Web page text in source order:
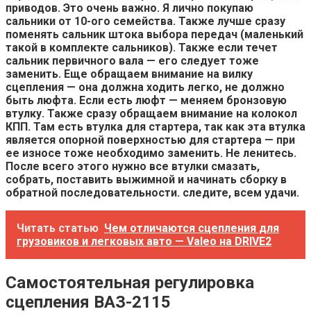
приводов. Это очень важно. Я лично покупаю
сальники от 10-ого семейства. Также лучше сразу
поменять сальник штока выбора передач (маленький
такой в комплекте сальников). Также если течет
сальник первичного вала — его следует тоже
заменить. Еще обращаем внимание на вилку
сцепления — она должна ходить легко, не должно
быть люфта. Если есть люфт — меняем бронзовую
втулку. Также сразу обращаем внимание на колокол
КПП. Там есть втулка для стартера, так как эта втулка
является опорной поверхностью для стартера — при
ее износе тоже необходимо заменить. Не ленитесь.
После всего этого нужно все втулки смазать,
собрать, поставить выжимной и начинать сборку в
обратной последовательности. следите, всем удачи.
Читать статью Чем отличаются сцепления для
грузовиков и легковых авто — Valeo на DRIVE2
Самостоятельная регулировка
сцепления ВАЗ-2115